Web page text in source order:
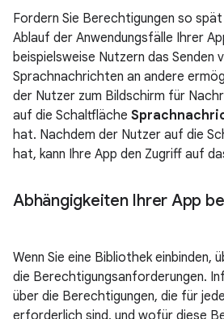
Fordern Sie Berechtigungen so
Ablauf der Anwendungsfälle Ihrer
beispielsweise Nutzern das Senden
Sprachnachrichten an andere
der Nutzer zum Bildschirm für
auf die Schaltfläche
hat. Nachdem der Nutzer auf die
hat, kann Ihre App den Zugriff auf
Abhängigkeiten Ihrer App
Wenn Sie eine Bibliothek einbinden,
die Berechtigungsanforderungen.
über die Berechtigungen, die für